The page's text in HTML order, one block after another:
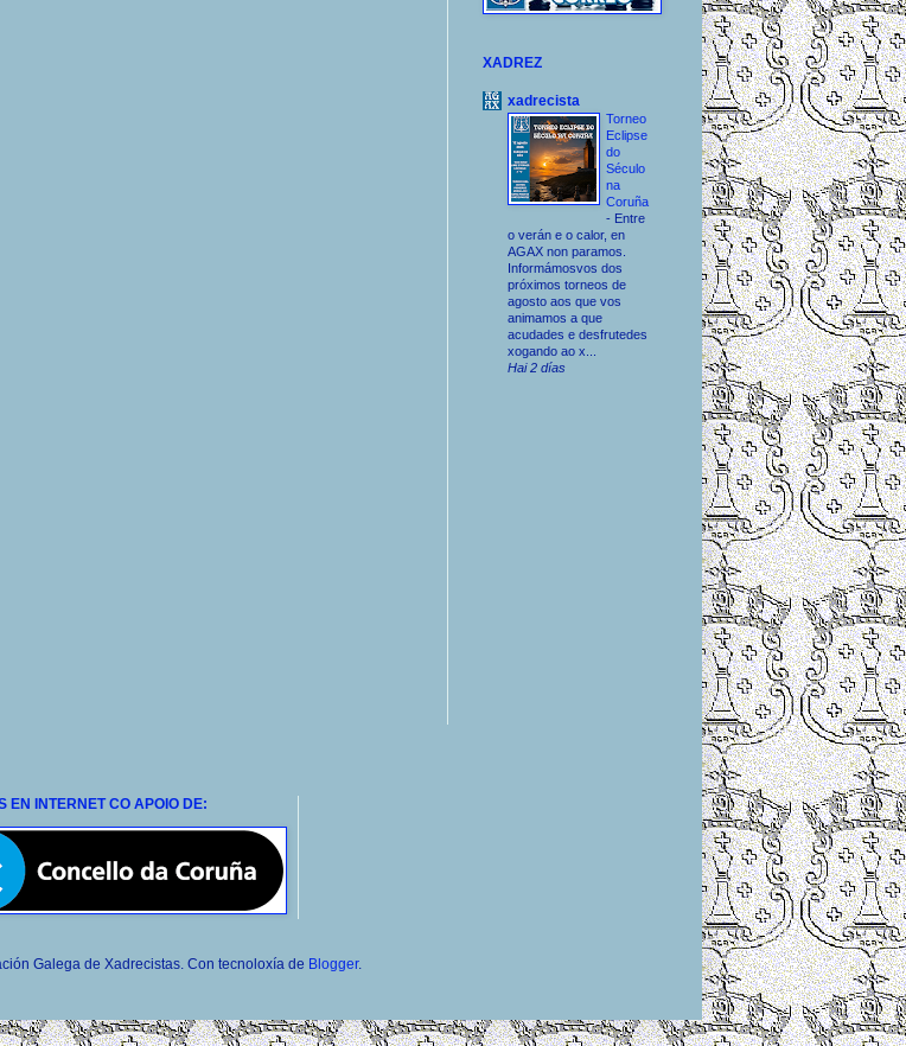
XADREZ
xadrecista
Torneo
Eclipse
do
Século
na
Coruña
- Entre
o verán e o calor, en
AGAX non paramos.
Informámosvos dos
próximos torneos de
agosto aos que vos
animamos a que
acudades e desfrutedes
xogando ao x...
Hai 2 días
EN INTERNET CO APOIO DE:
Galega de Xadrecistas. Con tecnoloxía de Blogger.